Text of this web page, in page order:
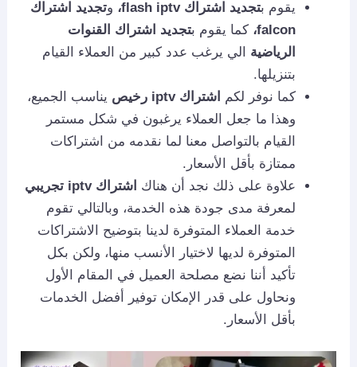
يقوم بتجديد اشتراك flash iptv، وتجديد اشتراك
falcon، كما يقوم بتجديد اشتراك القنوات
الرياضية
الي يرغب عدد كبير من العملاء القيام
بتنزيلها.
كما نوفر لكم
اشتراك iptv رخيص
يناسب الجميع،
وهذا ما جعل العملاء يرغبون في شكل مستمر
القيام بالتواصل معنا لما نقدمه من اشتراكات
ممتازة بأقل الأسعار.
علاوة على ذلك نجد أن هناك اشتراك iptv تجريبي
لمعرفة مدى جودة هذه الخدمة، وبالتالي تقوم
خدمة العملاء المتوفرة لدينا بتوضيح الاشتراكات
المتوفرة لديها لاختيار الأنسب منها، ولكن بكل
تأكيد أننا نضع مصلحة العميل في المقام الأول
ونحاول على قدر الإمكان توفير أفضل الخدمات
بأقل الأسعار.